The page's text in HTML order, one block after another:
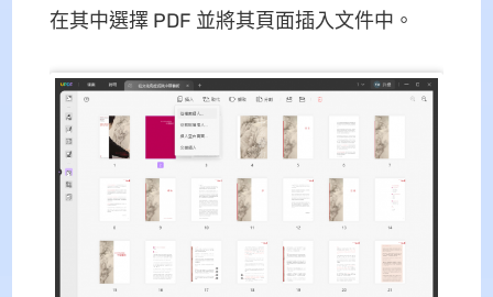
在其中選擇 PDF 並將其頁面插入文件中。